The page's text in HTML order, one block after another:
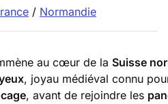
/ Normandie
au cœur de la Suisse
, joyau médiéval connu
, avant de rejoindre les